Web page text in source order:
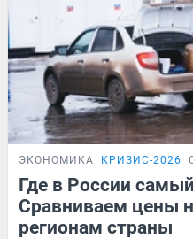
ЭКОНОМИКА КРИЗИС-2026
Где в России
Сравниваем цены
регионам страны